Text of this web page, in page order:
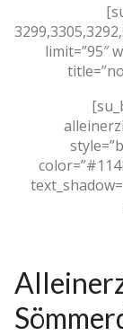
limit=”95″